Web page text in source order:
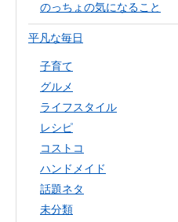
のっちょの気になること
平凡な毎日
子育て
グルメ
ライフスタイル
レシピ
コストコ
ハンドメイド
話題ネタ
未分類